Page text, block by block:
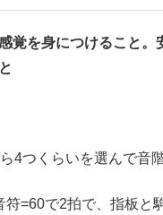
覚を身につけること。
4つくらいを選んで音
符=60で2拍で、指板と